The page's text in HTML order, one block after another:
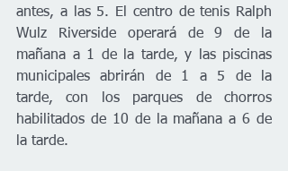
antes, a las 5. El centro de tenis Ralph
Wulz Riverside operará de 9 de la
mañana a 1 de la tarde, y las piscinas
municipales abrirán de 1 a 5 de la
tarde, con los parques de chorros
habilitados de 10 de la mañana a 6 de
la tarde.